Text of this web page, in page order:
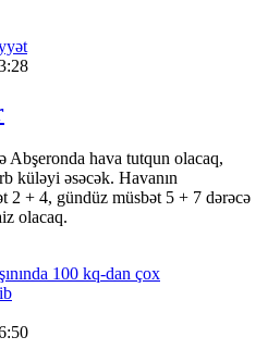
Abşeronda hava tutqun olacaq,
küləyi əsəcək. Havanın
2 + 4, gündüz müsbət 5 + 7 dərəcə
olacaq.